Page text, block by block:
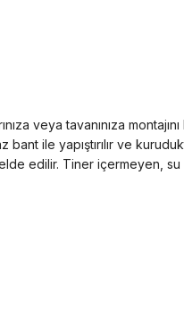
veya tavanınıza
ile yapıştırılır ve
edilir. Tiner içermeyen,